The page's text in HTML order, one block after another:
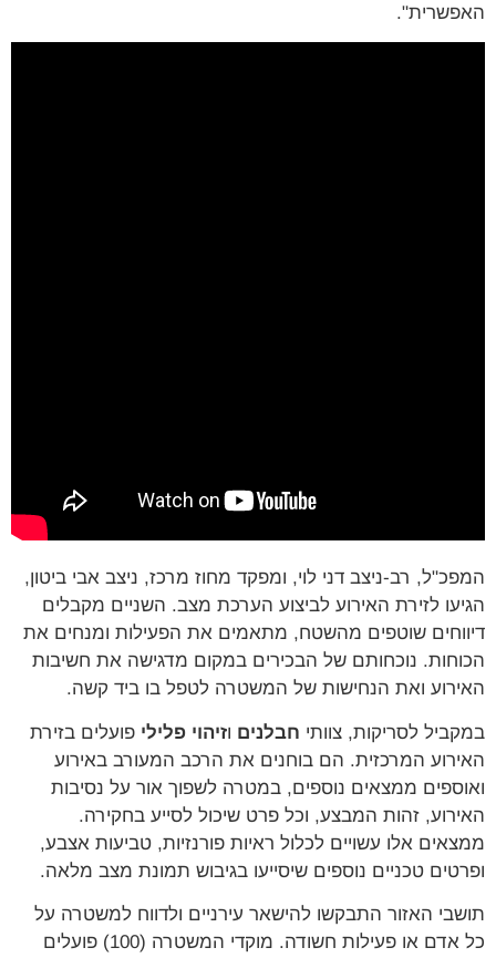
האפשרית".
המפכ"ל, רב-ניצב דני לוי, ומפקד מחוז מרכז, ניצב אבי ביטון,
הגיעו לזירת האירוע לביצוע הערכת מצב. השניים מקבלים
דיווחים שוטפים מהשטח, מתאמים את הפעילות ומנחים את
הכוחות. נוכחותם של הבכירים במקום מדגישה את חשיבות
האירוע ואת הנחישות של המשטרה לטפל בו ביד קשה.
במקביל לסריקות, צוותי חבלנים וזיהוי פלילי פועלים בזירת
האירוע המרכזית. הם בוחנים את הרכב המעורב באירוע
ואוספים ממצאים נוספים, במטרה לשפוך אור על נסיבות
האירוע, זהות המבצע, וכל פרט שיכול לסייע בחקירה.
ממצאים אלו עשויים לכלול ראיות פורנזיות, טביעות אצבע,
ופרטים טכניים נוספים שיסייעו בגיבוש תמונת מצב מלאה.
תושבי האזור התבקשו להישאר עירניים ולדווח למשטרה על
כל אדם או פעילות חשודה. מוקדי המשטרה (100) פועלים